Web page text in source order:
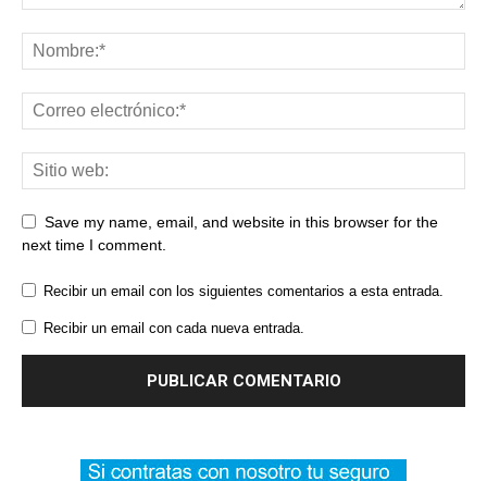
Save my name, email, and website in this browser for the
next time I comment.
Recibir un email con los siguientes comentarios a esta entrada.
Recibir un email con cada nueva entrada.